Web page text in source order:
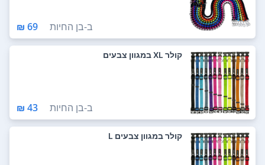
ב-בן החיות 69 ₪
קולר XL במגוון צבעים
ב-בן החיות 43 ₪
קולר במגוון צבעים L